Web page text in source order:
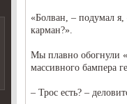
«Болван, – подумал я,
карман?».
Мы плавно обогнули
массивного бампера
– Трос есть? –